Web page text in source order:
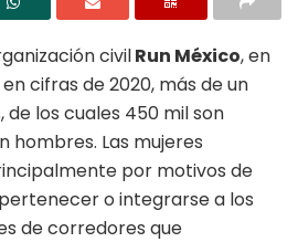
civilRun México, en
cifras de 2020, más de un
los cuales 450 mil son
hombres. Las mujeres
por motivos de
o integrarse a los
de corredores que